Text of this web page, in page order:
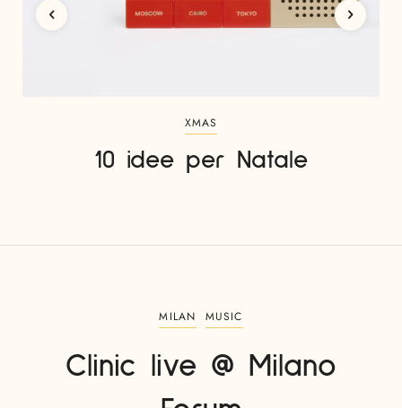
XMAS
10 idee per Natale
MILAN MUSIC
Clinic live @ Milano